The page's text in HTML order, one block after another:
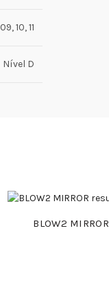
09, 10, 11
Nível D
BLOW2 MIRROR